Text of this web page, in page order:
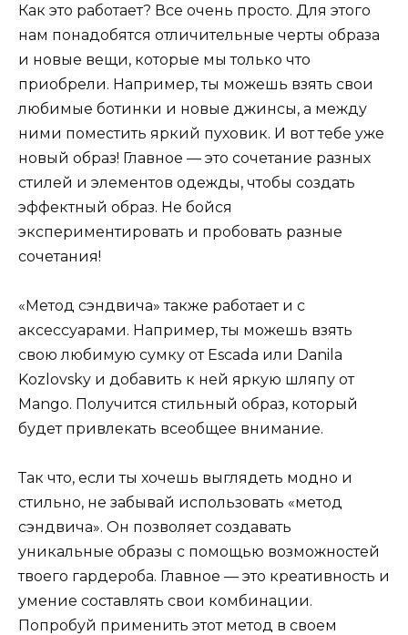
Как это работает? Все очень просто. Для этого
нам понадобятся отличительные черты образа
и новые вещи, которые мы только что
приобрели. Например, ты можешь взять свои
любимые ботинки и новые джинсы, а между
ними поместить яркий пуховик. И вот тебе уже
новый образ! Главное — это сочетание разных
стилей и элементов одежды, чтобы создать
эффектный образ. Не бойся
экспериментировать и пробовать разные
сочетания!
«Метод сэндвича» также работает и с
аксессуарами. Например, ты можешь взять
свою любимую сумку от Escada или Danila
Kozlovsky и добавить к ней яркую шляпу от
Mango. Получится стильный образ, который
будет привлекать всеобщее внимание.
Так что, если ты хочешь выглядеть модно и
стильно, не забывай использовать «метод
сэндвича». Он позволяет создавать
уникальные образы с помощью возможностей
твоего гардероба. Главное — это креативность и
умение составлять свои комбинации.
Попробуй применить этот метод в своем